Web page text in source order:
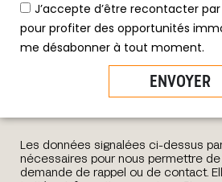
J’accepte d’être recontacter par
pour profiter des opportunités
me désabonner à tout moment.
ENVOYER
Les données signalées ci-dessus
nécessaires pour nous permettre
demande de rappel ou de contact.